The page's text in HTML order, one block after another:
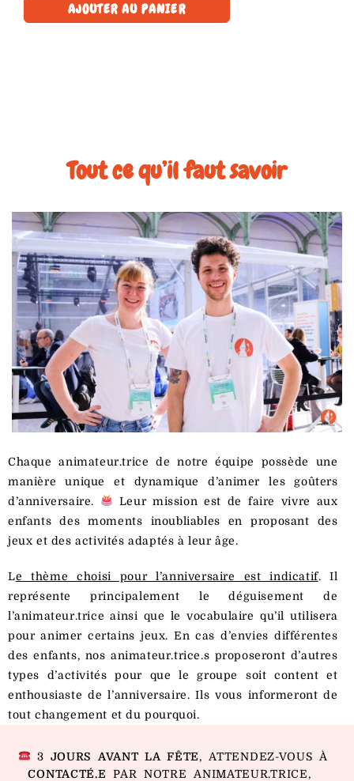
AJOUTER AU PANIER
Tout ce qu’il faut savoir
Chaque animateur.trice de notre équipe possède une
manière unique et dynamique d’animer les goûters
d’anniversaire.
Leur mission est de faire vivre aux
enfants des moments inoubliables en proposant des
jeux et des activités adaptés à leur âge.
Le thème choisi pour l’anniversaire est indicatif. Il
représente principalement le déguisement de
l’animateur.trice ainsi que le vocabulaire qu’il utilisera
pour animer certains jeux. En cas d’envies différentes
des enfants, nos animateur.trice.s proposeront d’autres
types d’activités pour que le groupe soit content et
enthousiaste de l’anniversaire. Ils vous informeront de
tout changement et du pourquoi.
3 JOURS AVANT LA FÊTE, ATTENDEZ-VOUS À
CONTACTÉ.E PAR NOTRE ANIMATEUR.TRICE,